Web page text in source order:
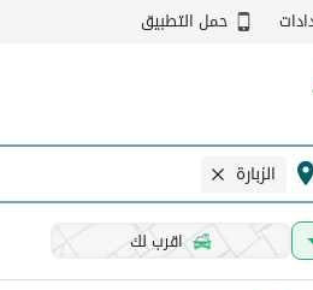
حمل التطبيق
الزبارة
اقرب لك